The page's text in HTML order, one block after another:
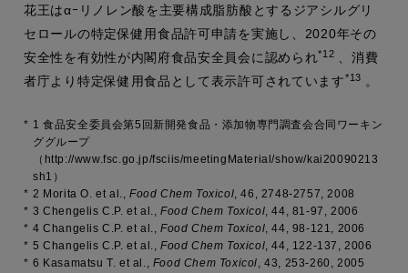
花王はαｰリノレン酸を主要構成脂肪酸とするジアシルグリ
セロールの特定保健用食品許可申請を実施し、2020年その
安全性を有効性が内閣府食品安全員会に認められ*12
、消費
者庁より特定保健用食品として表示許可されています*13 。
* 1 食品安全委員会第5回新開発食品・添加物専門調査会合同ワーキン
ググループ
（http://www.fsc.go.jp/fsciis/meetingMaterial/show/kai20090213
sh1）
* 2 Morita O. et al., Food Chem Toxicol,46 , 2748-2757, 2008
* 3 Chengelis C.P. et al., Food Chem Toxicol,44, 81-97, 2006
* 4 Changelis C.P. et al., Food Chem Toxicol,44, 98-121, 2006
* 5 Changelis C.P. et al., Food Chem Toxicol,44, 122-137, 2006
* 6 Kasamatsu T. et al., Food Chem Toxicol,43, 253-260, 2005